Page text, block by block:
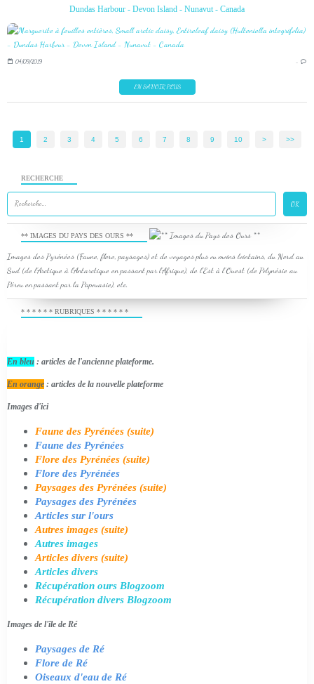
Dundas Harbour - Devon Island - Nunavut - Canada
04/09/2019 …
EN SAVOIR PLUS
1 2 3 4 5 6 7 8 9 10 > >>
RECHERCHE
** IMAGES DU PAYS DES OURS **
Images des Pyrénées (Faune, flore, paysages) et de voyages plus ou moins lointains, du Nord au
Sud (de l'Arctique à l'Antarctique en passant par l'Afrique), de l'Est à l'Ouest (de Polynésie au
Pérou en passant par la Papouasie), etc.
* * * * * * RUBRIQUES * * * * * *
En bleu : articles de l'ancienne plateforme.
En orange : articles de la nouvelle plateforme
Images d'ici
Faune des Pyrénées (suite)
Faune des Pyrénées
Flore des Pyrénées (suite)
Flore des Pyrénées
Paysages des Pyrénées (suite)
Paysages des Pyrénées
Articles sur l'ours
Autres images (suite)
Autres images
Articles divers (suite)
Articles divers
Récupération ours Blogzoom
Récupération divers Blogzoom
Images de l'île de Ré
Paysages de Ré
Flore de Ré
Oiseaux d'eau de Ré